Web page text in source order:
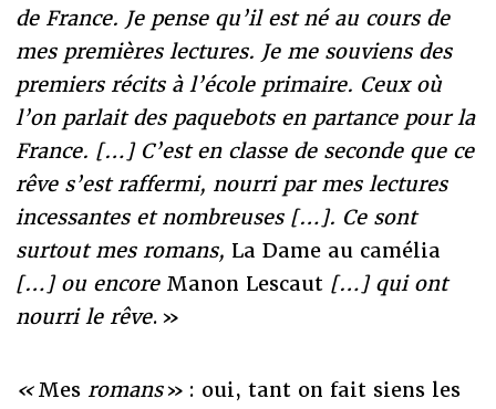
de France. Je pense qu’il est né au cours de
mes premières lectures. Je me souviens des
premiers récits à l’école primaire. Ceux où
l’on parlait des paquebots en partance pour la
France. […] C’est en classe de seconde que ce
rêve s’est raffermi, nourri par mes lectures
incessantes et nombreuses […]. Ce sont
surtout mes romans, La Dame au camélia
[…] ou encoreManon Lescaut[…] qui ont
nourri le rêve. »
«Mes romans» : oui, tant on fait siens les